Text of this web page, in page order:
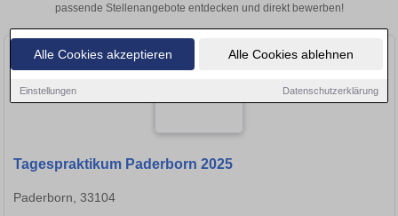
Alle Cookies akzeptieren Alle Cookies ablehnen
Einstellungen Datenschutzerklärung
passende Stellenangebote entdecken und direkt bewerben!
Tagespraktikum Paderborn 2025
Paderborn, 33104